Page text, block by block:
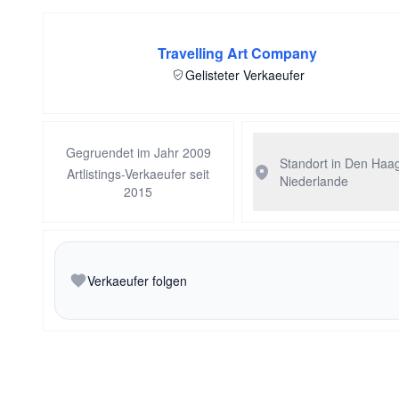
Travelling Art Company
Gelisteter Verkaeufer
Gegruendet im Jahr 2009
Artlistings-Verkaeufer seit
2015
Standort in Den
Niederlande
Verkaeufer folgen